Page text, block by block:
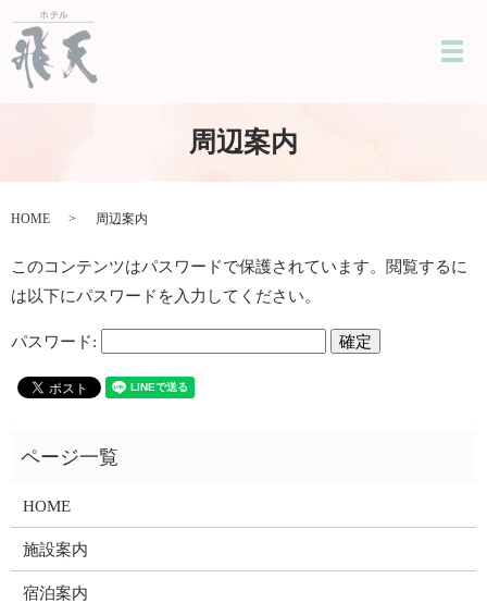
メ
周辺案内
HOME 周辺案内
このコンテンツはパスワードで保護されています。閲覧するに
は以下にパスワードを入力してください。
パスワード:
HOME
施設案内
宿泊案内